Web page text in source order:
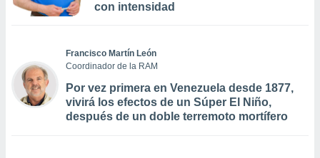
con intensidad
Francisco Martín León
Coordinador de la RAM
Por vez primera en Venezuela desde 1877,
vivirá los efectos de un Súper El Niño,
después de un doble terremoto mortífero